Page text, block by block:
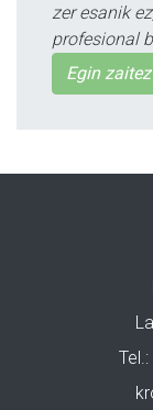
zer esanik
profesional
Egin